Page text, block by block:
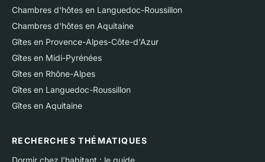
Chambres d'hôtes en Languedoc-Roussillon
Chambres d'hôtes en Aquitaine
Gîtes en Provence-Alpes-Côte-d'Azur
Gîtes en Midi-Pyrénées
Gîtes en Rhône-Alpes
Gîtes en Languedoc-Roussillon
Gîtes en Aquitaine
RECHERCHES THÉMATIQUES
Dormir chez l'habitant : le guide